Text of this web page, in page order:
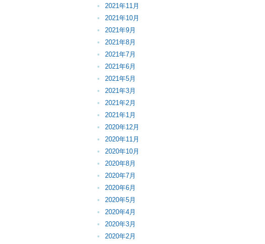
2021年11月
2021年10月
2021年9月
2021年8月
2021年7月
2021年6月
2021年5月
2021年3月
2021年2月
2021年1月
2020年12月
2020年11月
2020年10月
2020年8月
2020年7月
2020年6月
2020年5月
2020年4月
2020年3月
2020年2月